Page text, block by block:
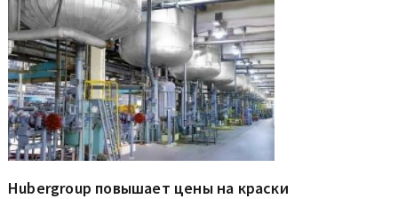
Hubergroup повышает цены на краски